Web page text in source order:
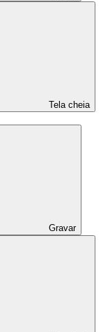
Tela cheia
Gravar